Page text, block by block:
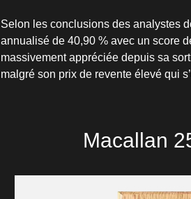
Selon les conclusions des analystes
annualisé de 40,90 % avec un score
massivement appréciée depuis sa
malgré son prix de revente élevé qui
Macallan